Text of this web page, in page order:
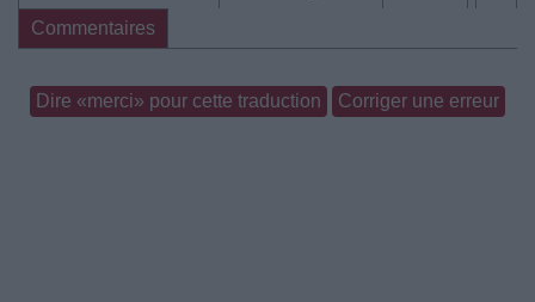
Commentaires
Dire «merci» pour cette traduction Corriger une erreur